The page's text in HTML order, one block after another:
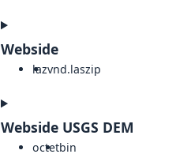
Webside
lazvnd.laszip
Webside USGS DEM
octetbin